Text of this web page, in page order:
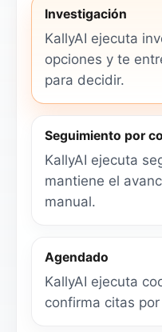
Investigación
KallyAI ejecuta
opciones y te
para decidir.
Seguimiento por
KallyAI ejecuta
mantiene el
manual.
Agendado
KallyAI ejecuta
confirma citas